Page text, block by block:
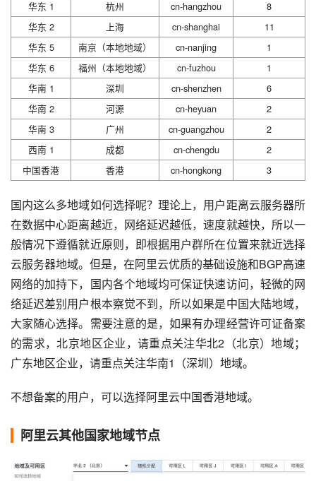
华东 1
杭州 cn-hangzhou
8
华东 2
上海 cn-shanghai
11
华东 5
南京（本地地域） cn-nanjing
1
华东 6
福州（本地地域） cn-fuzhou
1
华南 1
深圳 cn-shenzhen
6
华南 2
河源 cn-heyuan
2
华南 3
广州 cn-guangzhou
2
西南 1
成都 cn-chengdu
2
中国香港
香港 cn-hongkong 3
国内这么多地域如何选择呢？理论上，用户距离云服务器所
在数据中心距离越近，网络延迟越低，速度就越快，所以一
般情况下遵循就近原则，即根据用户群所在位置来就近选择
云服务器地域。但是，在阿里云优质的基础设施和BGP高速
网络的加持下，国内各个地域均可保证快速访问，轻微的网
络延迟差别用户根本察觉不到，所以如果是中国大陆地域，
大家随心选择。需要注意的是，如果有办理经营许可证备案
的需求，北京地区企业，请重点关注华北2（北京）地域；
广东地区企业，请重点关注华南1（深圳）地域。
不想备案的用户，可以选择阿里云中国香港地域。
阿里云其他国家地域节点